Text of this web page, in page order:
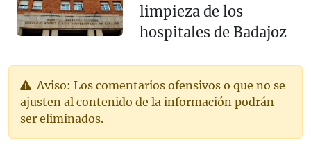
limpieza de los
hospitales de Badajoz
Aviso: Los comentarios ofensivos o que no se
ajusten al contenido de la información podrán
ser eliminados.